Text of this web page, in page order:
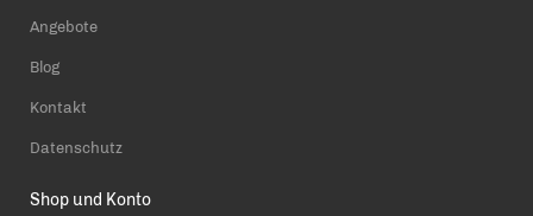
Angebote
Blog
Kontakt
Datenschutz
Shop und Konto